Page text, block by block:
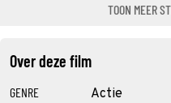
Over deze film
GENRE Actie
TOON MEER